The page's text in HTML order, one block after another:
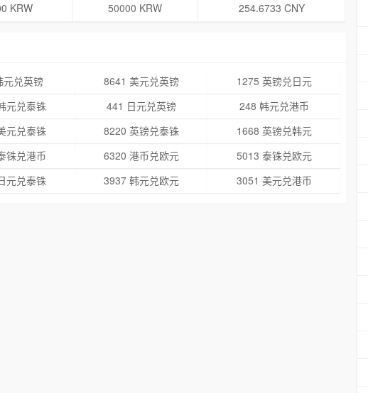
KRW 50000 KRW 254.6733 CNY
元兑英镑 8641 美元兑英镑
1275 英镑兑日元
元兑泰铢 441 日元兑英镑
248 韩元兑港币
元兑泰铢 8220 英镑兑泰铢
1668 英镑兑韩元
铢兑港币 6320 港币兑欧元
5013 泰铢兑欧元
元兑泰铢 3937 韩元兑欧元 3051 美元兑港币